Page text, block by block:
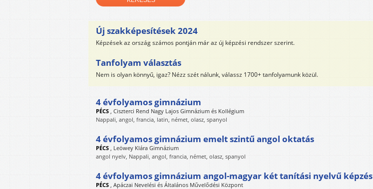
Új szakképesítések 2024
Képzések az ország számos pontján már az új képzési rendszer szerint.
Tanfolyam választás
Nem is olyan könnyű, igaz? Nézz szét nálunk, válassz 1700+ tanfolyamunk közül.
4 évfolyamos gimnázium
PÉCS , Ciszterci Rend Nagy Lajos Gimnázium és Kollégium
Nappali, angol, francia, latin, német, olasz, spanyol
4 évfolyamos gimnázium emelt szintű angol oktatás
PÉCS , Leöwey Klára Gimnázium
angol nyelv, Nappali, angol, francia, német, olasz, spanyol
4 évfolyamos gimnázium angol-magyar két tanítási nyelvű képzés
PÉCS , Apáczai Nevelési és Általános Művelődési Központ